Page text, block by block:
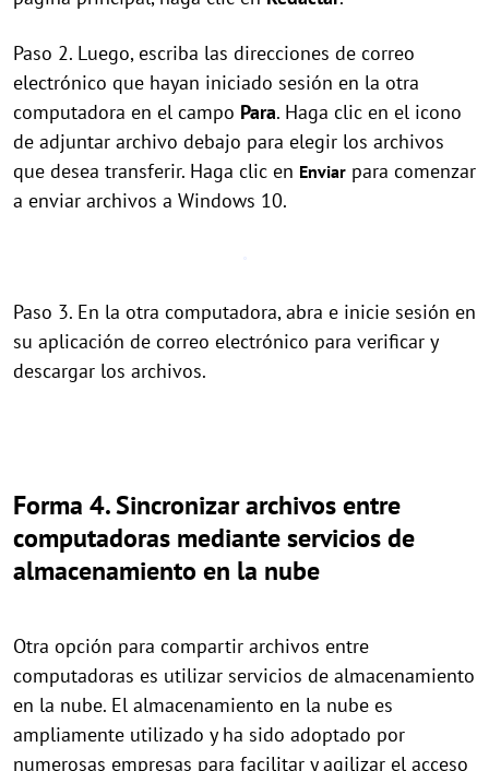
Paso 2. Luego, escriba las direcciones de correo
electrónico que hayan iniciado sesión en la otra
computadora en el campo Para. Haga clic en el icono
de adjuntar archivo debajo para elegir los archivos
que desea transferir. Haga clic en Enviar para comenzar
a enviar archivos a Windows 10.
Paso 3. En la otra computadora, abra e inicie sesión en
su aplicación de correo electrónico para verificar y
descargar los archivos.
Forma 4. Sincronizar archivos entre
computadoras mediante servicios de
almacenamiento en la nube
Otra opción para compartir archivos entre
computadoras es utilizar servicios de almacenamiento
en la nube. El almacenamiento en la nube es
ampliamente utilizado y ha sido adoptado por
numerosas empresas para facilitar y agilizar el acceso